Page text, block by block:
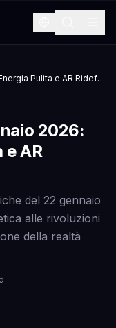
Notizie Tech del 22 Gennaio 2026: L'AI Etica, Energia Pulita e AR Ridefiniscono il Futuro
2026:
e AR
del 22 gennaio
alle rivoluzioni
della realtà